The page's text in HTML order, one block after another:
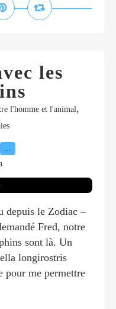
les
l'homme et l'animal,
…
depuis le Zodiac –
Fred, notre
sont là. Un
longirostris
pour me permettre